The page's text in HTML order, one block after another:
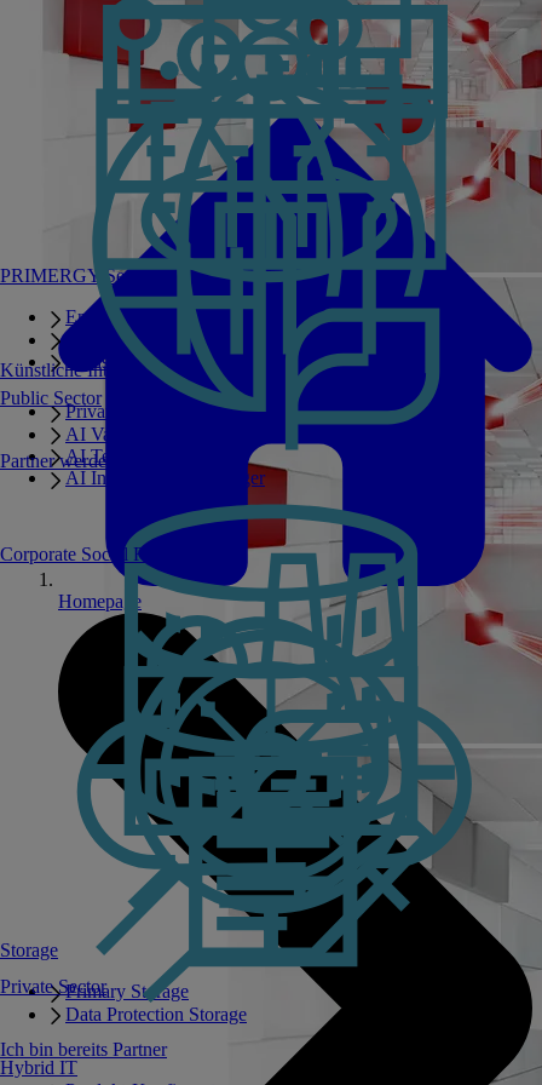
PRIMERGY Servers
Enterprise AI Server Portfolio
Benchmarks
Infrastructure Manager
Storage
Primary Storage
Data Protection Storage
Künstliche Intelligenz
Private GPT
AI Validated Designs
AI Test Drive
AI Infrastructure Manager
Hybrid IT
Public Sector
Private Sector
Partner werden
Ich bin bereits Partner
Corporate Social Responsibility
Homepage